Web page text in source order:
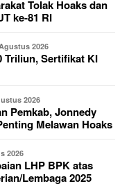
Tolak Hoaks dan
ke-81 RI
2026
Triliun, Sertifikat KI
2026
Pemkab, Jonnedy
Melawan Hoaks
2026
LHP BPK atas
Lembaga 2025